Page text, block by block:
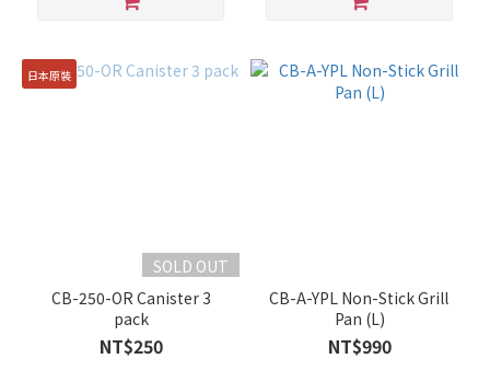
日本原裝
SOLD OUT
CB-250-OR Canister 3
pack
NT$250
CB-A-YPL Non-Stick Grill
Pan (L)
NT$990